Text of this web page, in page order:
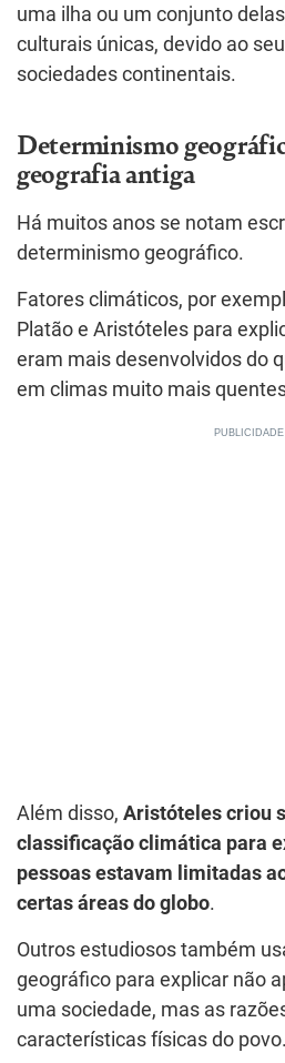
uma ilha ou um conjunto
culturais únicas, devido ao
sociedades continentais.
Determinismo
geografia antiga
Há muitos anos se notam
determinismo geográfico.
Fatores climáticos, por
Platão e Aristóteles para
eram mais desenvolvidos do
em climas muito mais
Além disso, Aristóteles criou
classificação climática para
pessoas estavam limitadas
certas áreas do globo.
Outros estudiosos também
geográfico para explicar não
uma sociedade, mas as
características físicas do povo.